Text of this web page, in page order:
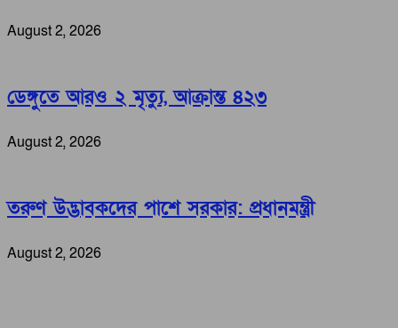
August 2, 2026
ডেঙ্গুতে আরও ২ মৃত্যু, আক্রান্ত ৪২৩
August 2, 2026
তরুণ উদ্ভাবকদের পাশে সরকার: প্রধানমন্ত্রী
August 2, 2026